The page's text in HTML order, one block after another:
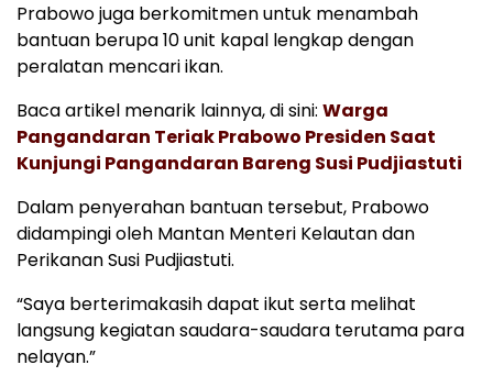
Prabowo juga berkomitmen untuk menambah
bantuan berupa 10 unit kapal lengkap dengan
peralatan mencari ikan.
Baca artikel menarik lainnya, di sini: Warga
Pangandaran Teriak Prabowo Presiden Saat
Kunjungi Pangandaran Bareng Susi Pudjiastuti
Dalam penyerahan bantuan tersebut, Prabowo
didampingi oleh Mantan Menteri Kelautan dan
Perikanan Susi Pudjiastuti.
“Saya berterimakasih dapat ikut serta melihat
langsung kegiatan saudara-saudara terutama para
nelayan.”